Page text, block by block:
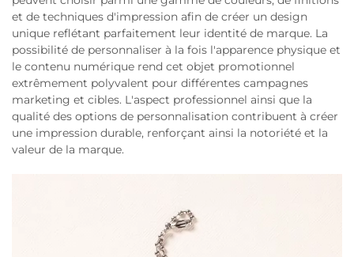
et de techniques d'impression afin de créer un design
unique reflétant parfaitement leur identité de marque. La
possibilité de personnaliser à la fois l'apparence physique et
le contenu numérique rend cet objet promotionnel
extrêmement polyvalent pour différentes campagnes
marketing et cibles. L'aspect professionnel ainsi que la
qualité des options de personnalisation contribuent à créer
une impression durable, renforçant ainsi la notoriété et la
valeur de la marque.